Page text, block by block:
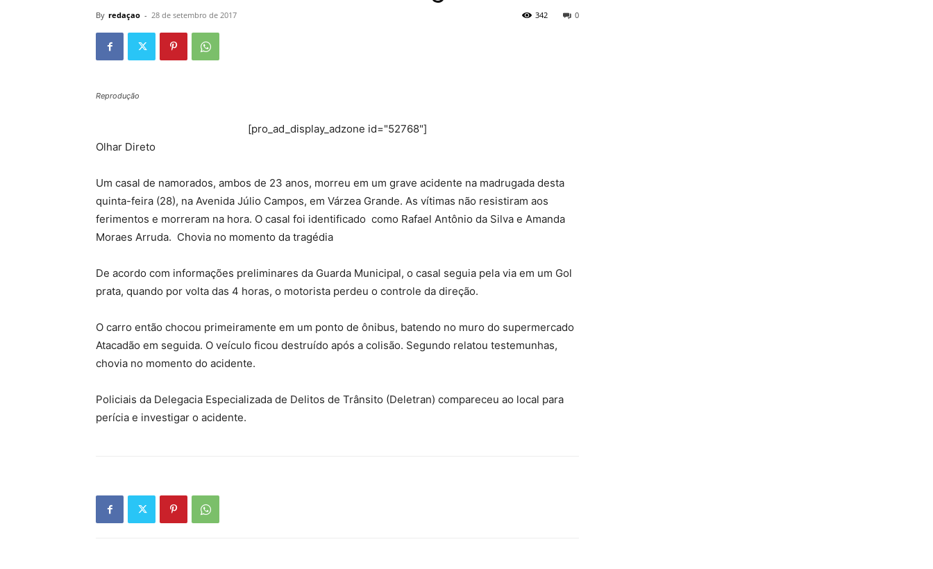
By redaçao - 28 de setembro de 2017 0
342
Reprodução
[pro_ad_display_adzone id="52768"]
Olhar Direto
Um casal de namorados, ambos de 23 anos, morreu em um grave acidente na madrugada desta
quinta-feira (28), na Avenida Júlio Campos, em Várzea Grande. As vítimas não resistiram aos
ferimentos e morreram na hora. O casal foi identificado como Rafael Antônio da Silva e Amanda
Moraes Arruda. Chovia no momento da tragédia
De acordo com informações preliminares da Guarda Municipal, o casal seguia pela via em um Gol
prata, quando por volta das 4 horas, o motorista perdeu o controle da direção.
O carro então chocou primeiramente em um ponto de ônibus, batendo no muro do supermercado
Atacadão em seguida. O veículo ficou destruído após a colisão. Segundo relatou testemunhas,
chovia no momento do acidente.
Policiais da Delegacia Especializada de Delitos de Trânsito (Deletran) compareceu ao local para
perícia e investigar o acidente.